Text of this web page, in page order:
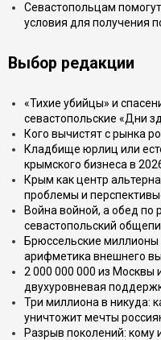
Севастопольцам
условия для получения
Выбор редакции
«Тихие убийцы» и
севастопольские «Дни
Кого вычистят с рынка
Кладбище юрлиц или
крымского бизнеса в
Крым как центр
проблемы и
Война войной, а обед по
севастопольский
Брюссельские миллионы
арифметика внешнего
2 000 000 000 из Москвы
двухуровневая
Три миллиона в никуда:
уничтожит мечты
Разрыв поколений: кому